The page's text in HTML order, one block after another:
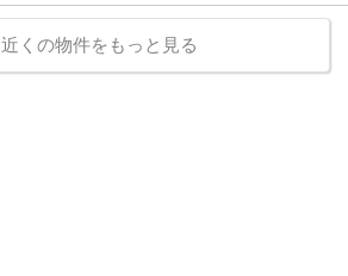
近くの物件をもっと見る